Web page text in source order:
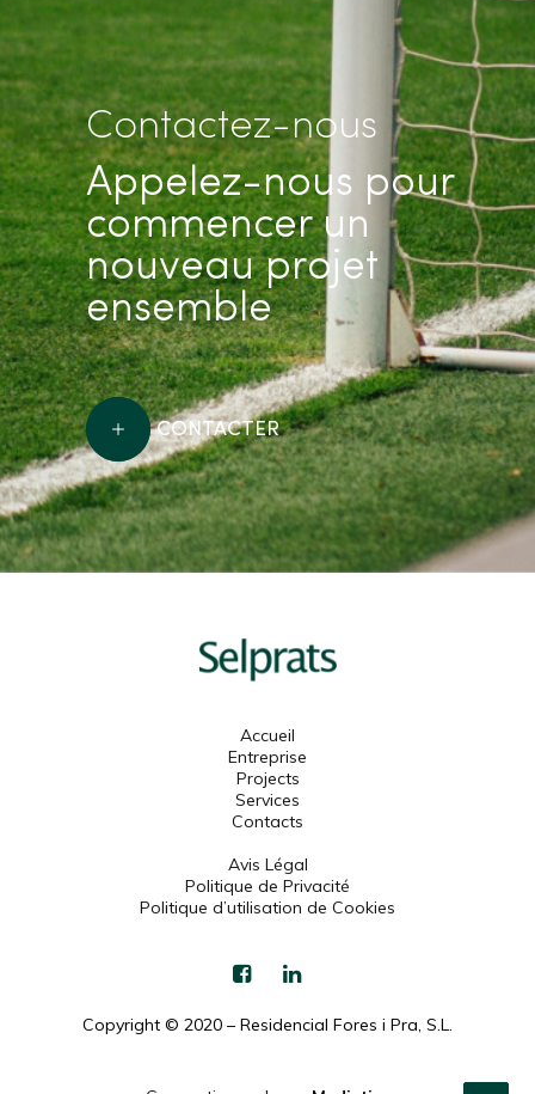
Contactez-nous
Appelez-nous pour
commencer un
nouveau projet
ensemble
CONTACTER
Accueil
Entreprise
Projects
Services
Contacts
Avis Légal
Politique de Privacité
Politique d’utilisation de Cookies
Copyright © 2020 – Residencial Fores i Pra, S.L.